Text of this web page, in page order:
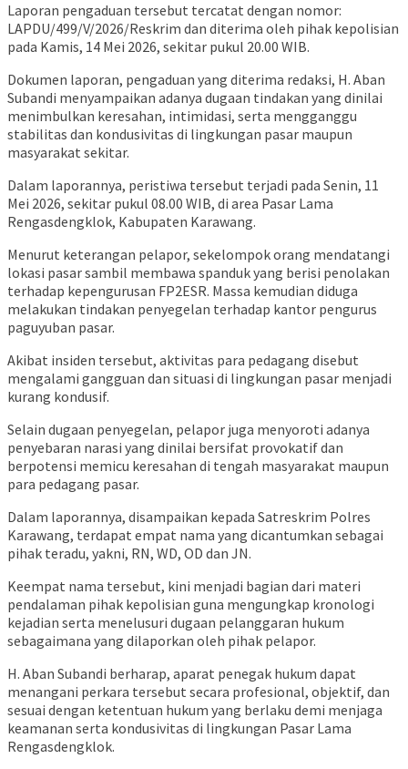
Laporan pengaduan tersebut tercatat dengan nomor:
LAPDU/499/V/2026/Reskrim dan diterima oleh pihak kepolisian
pada Kamis, 14 Mei 2026, sekitar pukul 20.00 WIB.
Dokumen laporan, pengaduan yang diterima redaksi, H. Aban
Subandi menyampaikan adanya dugaan tindakan yang dinilai
menimbulkan keresahan, intimidasi, serta mengganggu
stabilitas dan kondusivitas di lingkungan pasar maupun
masyarakat sekitar.
Dalam laporannya, peristiwa tersebut terjadi pada Senin, 11
Mei 2026, sekitar pukul 08.00 WIB, di area Pasar Lama
Rengasdengklok, Kabupaten Karawang.
Menurut keterangan pelapor, sekelompok orang mendatangi
lokasi pasar sambil membawa spanduk yang berisi penolakan
terhadap kepengurusan FP2ESR. Massa kemudian diduga
melakukan tindakan penyegelan terhadap kantor pengurus
paguyuban pasar.
Akibat insiden tersebut, aktivitas para pedagang disebut
mengalami gangguan dan situasi di lingkungan pasar menjadi
kurang kondusif.
Selain dugaan penyegelan, pelapor juga menyoroti adanya
penyebaran narasi yang dinilai bersifat provokatif dan
berpotensi memicu keresahan di tengah masyarakat maupun
para pedagang pasar.
Dalam laporannya, disampaikan kepada Satreskrim Polres
Karawang, terdapat empat nama yang dicantumkan sebagai
pihak teradu, yakni, RN, WD, OD dan JN.
Keempat nama tersebut, kini menjadi bagian dari materi
pendalaman pihak kepolisian guna mengungkap kronologi
kejadian serta menelusuri dugaan pelanggaran hukum
sebagaimana yang dilaporkan oleh pihak pelapor.
H. Aban Subandi berharap, aparat penegak hukum dapat
menangani perkara tersebut secara profesional, objektif, dan
sesuai dengan ketentuan hukum yang berlaku demi menjaga
keamanan serta kondusivitas di lingkungan Pasar Lama
Rengasdengklok.